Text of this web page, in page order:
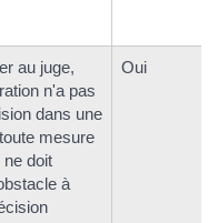
au juge,
n'a pas
dans une
mesure
ne doit
à
Oui